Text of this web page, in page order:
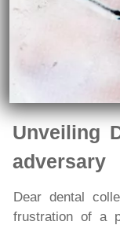
Unveiling
adversary
Dear dental
frustration of a